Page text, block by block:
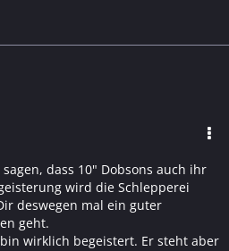
dass 10" Dobsons auch ihr
wird die Schlepperei
deswegen mal ein guter
geht.
wirklich begeistert. Er steht aber